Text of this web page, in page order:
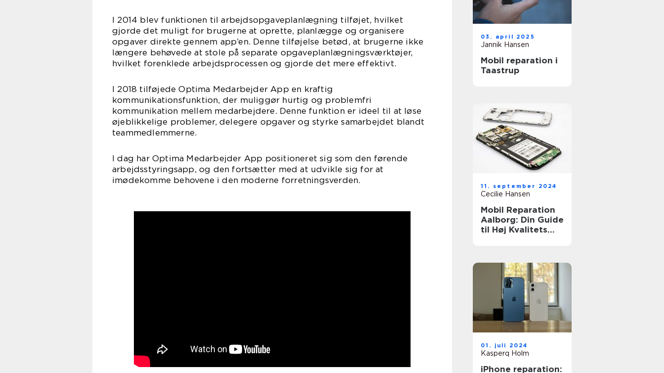
I 2014 blev funktionen til arbejdsopgaveplanlægning tilføjet, hvilket
gjorde det muligt for brugerne at oprette, planlægge og organisere
opgaver direkte gennem app’en. Denne tilføjelse betød, at brugerne ikke
længere behøvede at stole på separate opgaveplanlægningsværktøjer,
hvilket forenklede arbejdsprocessen og gjorde det mere effektivt.
I 2018 tilføjede Optima Medarbejder App en kraftig
kommunikationsfunktion, der muliggør hurtig og problemfri
kommunikation mellem medarbejdere. Denne funktion er ideel til at løse
øjeblikkelige problemer, delegere opgaver og styrke samarbejdet blandt
teammedlemmerne.
I dag har Optima Medarbejder App positioneret sig som den førende
arbejdsstyringsapp, og den fortsætter med at udvikle sig for at
imødekomme behovene i den moderne forretningsverden.
03. april 2025
Jannik Hansen
Mobil reparation i
Taastrup
11. september 2024
Cecilie Hansen
Mobil Reparation
Aalborg: Din Guide
til Høj Kvalitets
01. juli 2024
Kasperq Holm
iPhone reparation: